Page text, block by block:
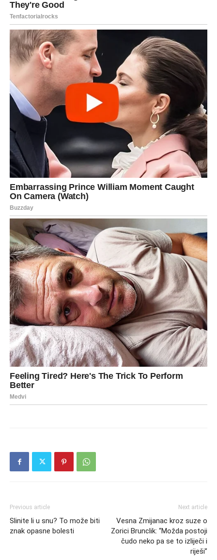
Previous article
Slinite li u snu? To može biti
znak opasne bolesti
Next article
Vesna Zmijanac kroz suze o
Zorici Brunclik: “Možda postoji
čudo neko pa se to izliječi i
riješi”